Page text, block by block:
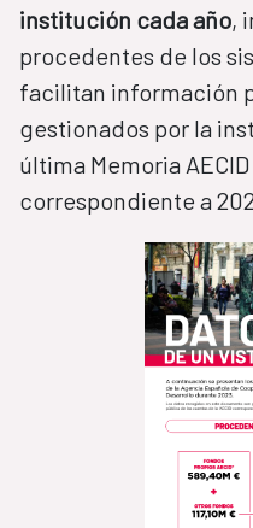
institución cada año,
procedentes de los
facilitan información
gestionados por la
última Memoria
correspondiente a